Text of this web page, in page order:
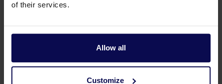
of their services.
Allow all
Customize
{ "status": 0, "statusText": "" }